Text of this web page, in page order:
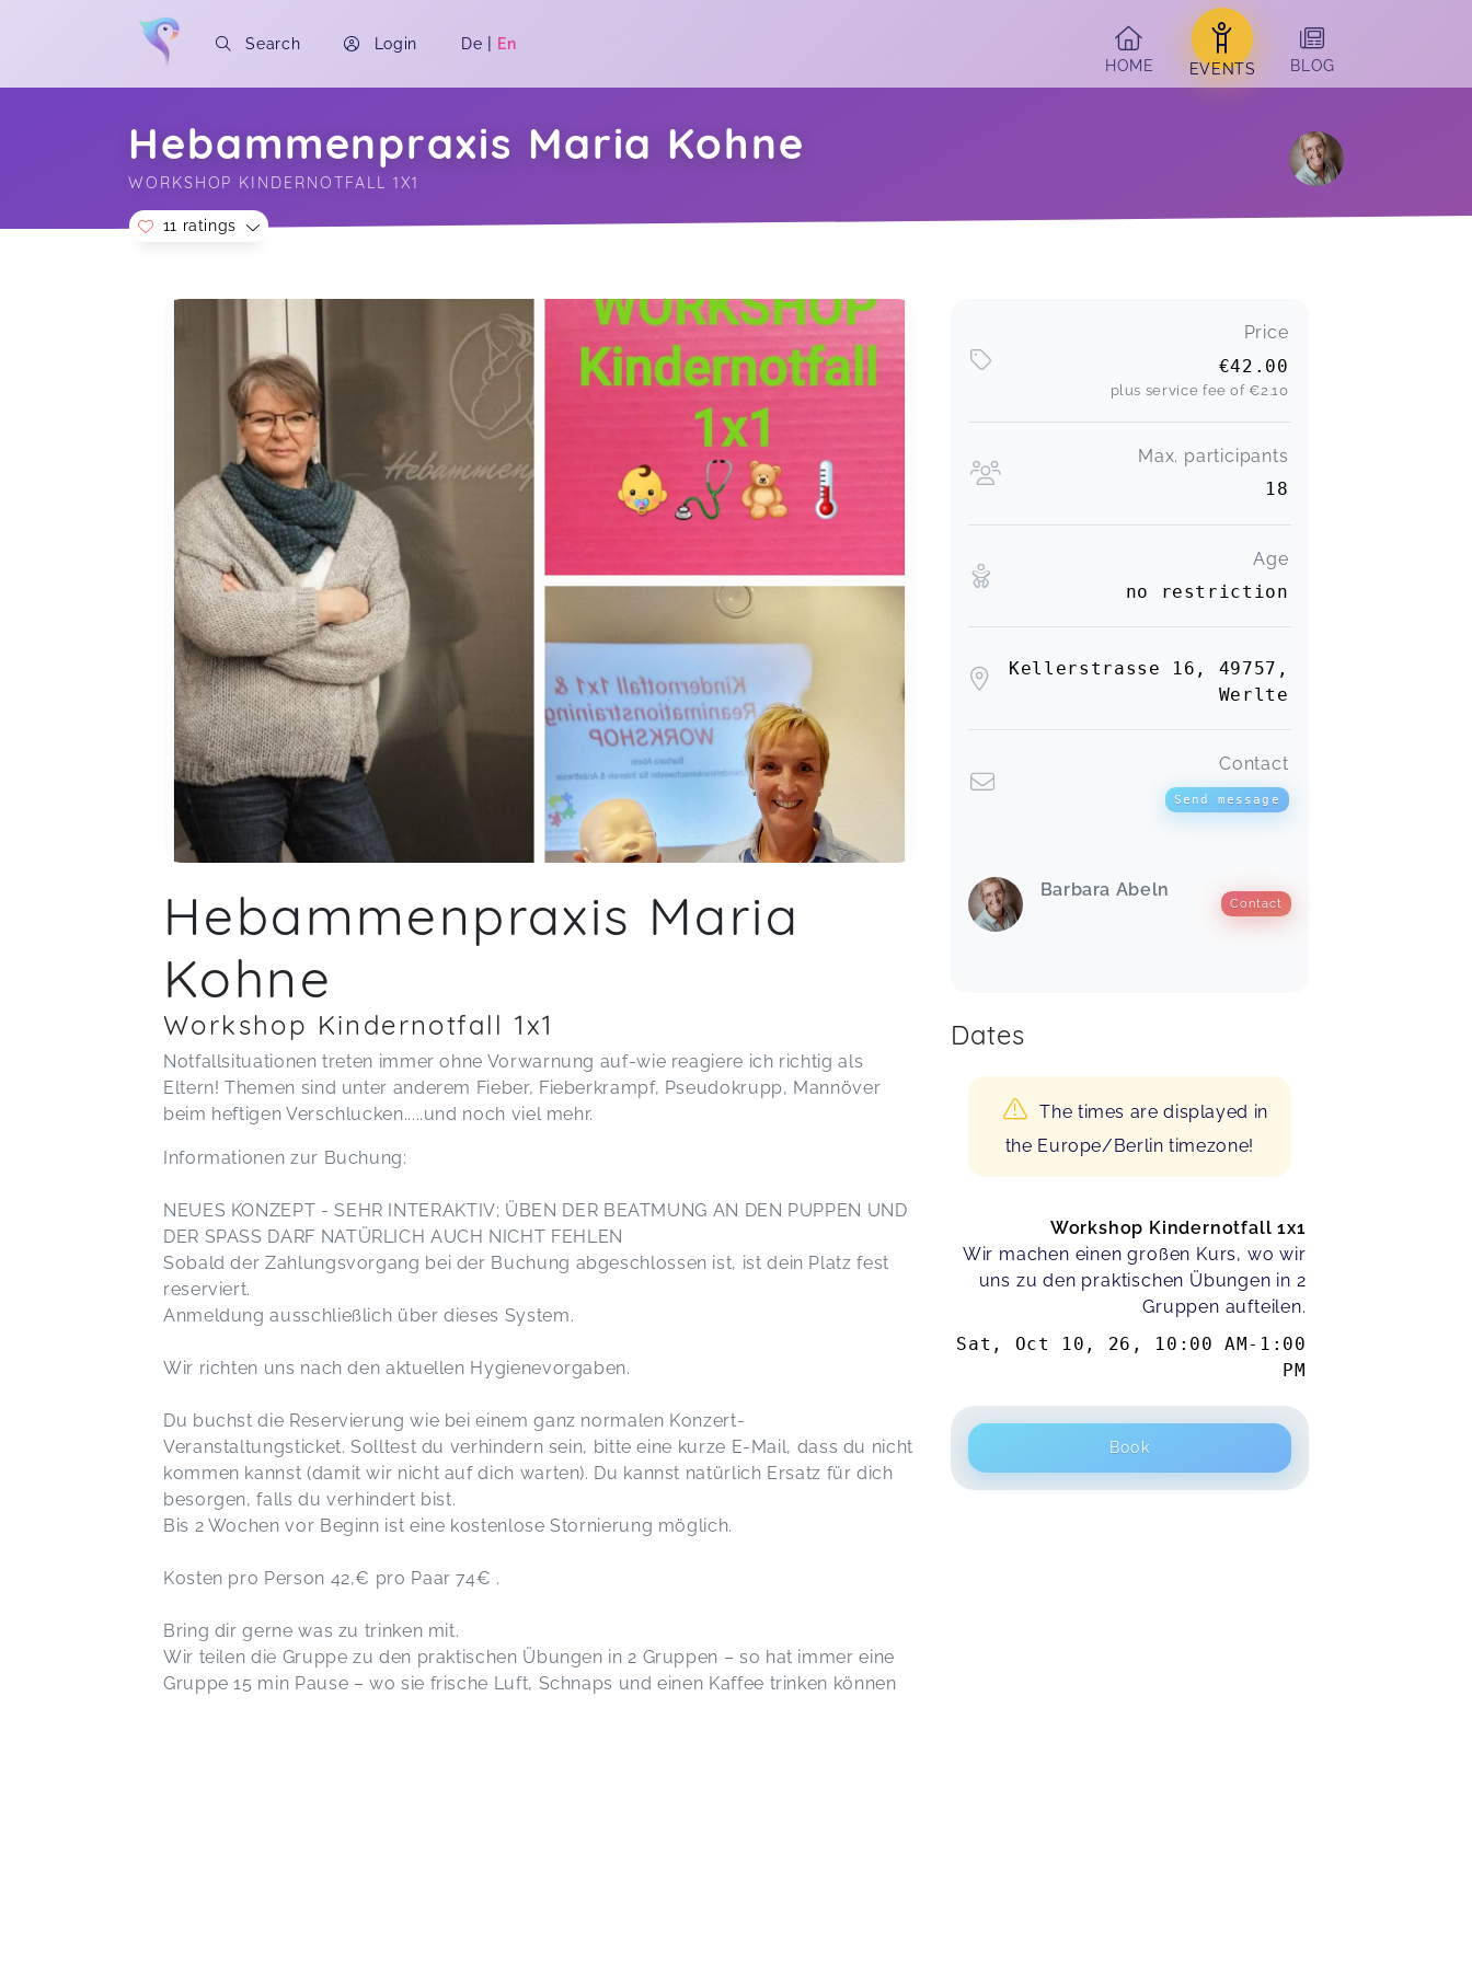
Search Login De | En
HOME
EVENTS BLOG
Hebammenpraxis Maria Kohne
WORKSHOP KINDERNOTFALL 1X1
Soon you will learn more about me here...
11 ratings
Wir haben am Kindernotfall 1x1
Workshop von Barbara teilgenommen
und waren rundum begeistert. Die
Inhalte wurden sehr anschaulich und
verständlich vermittelt, sodass wir
uns gut abgeholt gefühlt haben.
Besonders wertvoll waren die
praktischen Handgriffe, die uns
Sicherheit für den Ernstfall geben.
Insgesamt können wir den Workshop
von Herzen weiterempfehlen!
Sehr informativer und gut erklärter
Kurs für Eltern sowie Großeltern!
Kerstin,Mar 22
Der Kurs war sehr interessant und die
Frau Abeln hat den Kurs sehr toll
gestaltet 👍 keine Langeweile oder
dergleichen
Yvonne,
praxisnah, sehr empfehlenswert !
Barbara hat alles sehr praxisnah und
verständlich präsentiert. Durch die
Anne,Mar 10
weiterempfehlen.
Lena,
Wiebke,
Sehr toller informativer Kurs zum
noch einiges lernen und auffrischen.
Barbara ist eine sehr sympathische
Hebammenpraxis Maria
Kohne
Workshop Kindernotfall 1x1
Notfallsituationen treten immer ohne Vorwarnung auf-wie reagiere ich richtig als
Eltern! Themen sind unter anderem Fieber, Fieberkrampf, Pseudokrupp, Mannöver
beim heftigen Verschlucken.....und noch viel mehr.
Informationen zur Buchung:
NEUES KONZEPT - SEHR INTERAKTIV; ÜBEN DER BEATMUNG AN DEN PUPPEN UND
DER SPASS DARF NATÜRLICH AUCH NICHT FEHLEN
Sobald der Zahlungsvorgang bei der Buchung abgeschlossen ist, ist dein Platz fest
reserviert.
Anmeldung ausschließlich über dieses System.
Wir richten uns nach den aktuellen Hygienevorgaben.
Du buchst die Reservierung wie bei einem ganz normalen Konzert-
Veranstaltungsticket. Solltest du verhindern sein, bitte eine kurze E-Mail, dass du nicht
kommen kannst (damit wir nicht auf dich warten). Du kannst natürlich Ersatz für dich
besorgen, falls du verhindert bist.
Bis 2 Wochen vor Beginn ist eine kostenlose Stornierung möglich.
Kosten pro Person 42,€ pro Paar 74€ .
Bring dir gerne was zu trinken mit.
Wir teilen die Gruppe zu den praktischen Übungen in 2 Gruppen – so hat immer eine
Gruppe 15 min Pause – wo sie frische Luft, Schnaps und einen Kaffee trinken können
Price
€42.00
plus service fee of€2.10
Max. participants
18
Age
no restriction
Kellerstrasse 16, 49757,
Werlte
Contact
Send message
Barbara Abeln
Contact
Dates
The times are displayed in
the Europe/Berlin timezone!
Workshop Kindernotfall 1x1
Wir machen einen großen Kurs, wo wir
uns zu den praktischen Übungen in 2
Gruppen aufteilen.
Sat, Oct 10, 26 , 10:00 AM - 1:00
PM
Book